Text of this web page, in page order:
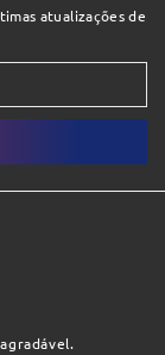
atualizações de